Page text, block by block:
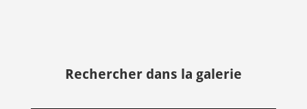
Rechercher dans la galerie